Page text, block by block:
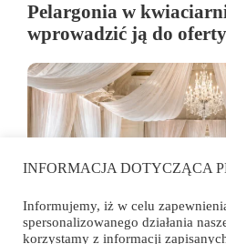
Pelargonia w
wprowadzić ją do
INFORMACJA DOTYCZĄCA
Informujemy, iż w celu
spersonalizowanego działania
korzystamy z informacji